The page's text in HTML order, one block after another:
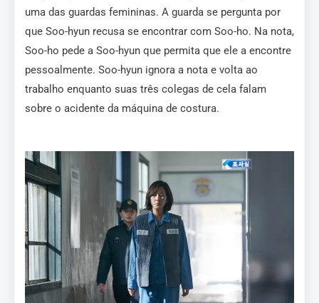
uma das guardas femininas. A guarda se pergunta por
que Soo-hyun recusa se encontrar com Soo-ho. Na nota,
Soo-ho pede a Soo-hyun que permita que ele a encontre
pessoalmente. Soo-hyun ignora a nota e volta ao
trabalho enquanto suas três colegas de cela falam
sobre o acidente da máquina de costura.